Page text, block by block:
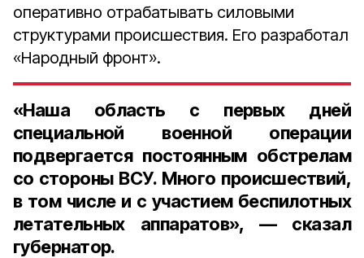
оперативно отрабатывать силовыми
структурами происшествия. Его разработал
«Народный фронт».
«Наша область с первых дней
специальной военной операции
подвергается постоянным обстрелам
со стороны ВСУ. Много происшествий,
в том числе и с участием беспилотных
летательных аппаратов», — сказал
губернатор.